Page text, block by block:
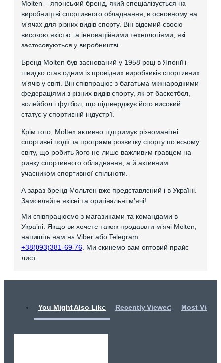
Molten – японський бренд, який спеціалізується на
виробництві спортивного обладнання, в основному на
м'ячах для різних видів спорту. Він відомий своєю
високою якістю та інноваційними технологіями, які
застосовуються у виробництві.
Бренд Molten був заснований у 1958 році в Японії і
швидко став одним із провідних виробників спортивних
м'ячів у світі. Він співпрацює з багатьма міжнародними
федераціями з різних видів спорту, як-от баскетбол,
волейбол і футбол, що підтверджує його високий
статус у спортивній індустрії.
Крім того, Molten активно підтримує різноманітні
спортивні події та програми розвитку спорту по всьому
світу, що робить його не лише важливим гравцем на
ринку спортивного обладнання, а й активним
учасником спортивної спільноти.
А зараз бренд Мольтен вже представлений і в Україні.
Замовляйте якісні та оригінальні мʼячі!
Ми співпрацюємо з магазинами та командами в
Україні. Якщо ви хочете також продавати мʼячі Molten,
напишіть нам на Viber або Telegram:
+38(093)381-69-76. Ми скинемо вам оптовий прайс
лист.
You Might Also Like Recently Viewed Most